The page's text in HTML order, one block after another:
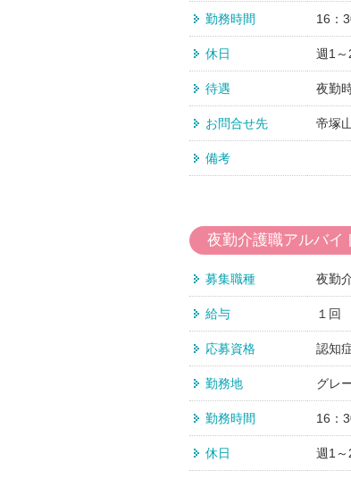
勤務時間 16：
休日 週1～
待遇 夜勤
お問合せ先 帝塚
備考
夜勤介護職アルバイ
募集職種 夜勤
給与 １回
応募資格 認知
勤務地 グレ
勤務時間 16：
休日 週1～